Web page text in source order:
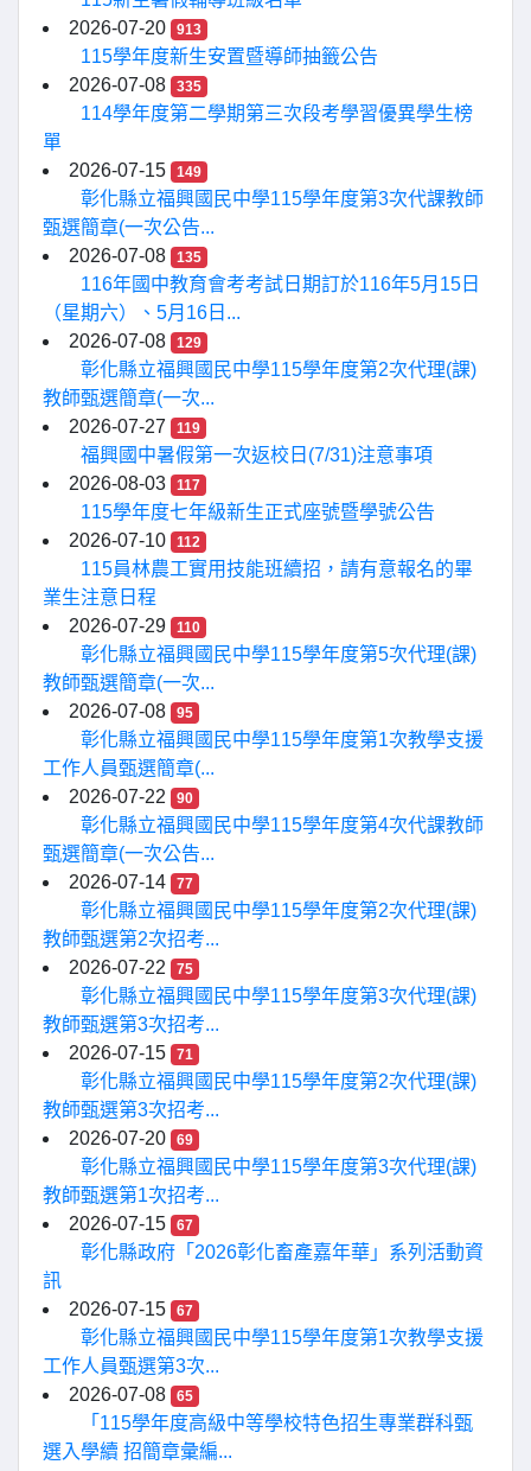
2026-07-20
913
115學年度新生安置暨導師抽籤公告
2026-07-08
335
114學年度第二學期第三次段考學習優異學生榜
單
2026-07-15
149
彰化縣立福興國民中學115學年度第3次代課教師
甄選簡章(一次公告...
2026-07-08
135
116年國中教育會考考試日期訂於116年5月15日
（星期六）、5月16日...
2026-07-08
129
彰化縣立福興國民中學115學年度第2次代理(課)
教師甄選簡章(一次...
2026-07-27
119
福興國中暑假第一次返校日(7/31)注意事項
2026-08-03
117
115學年度七年級新生正式座號暨學號公告
2026-07-10
112
115員林農工實用技能班續招，請有意報名的畢
業生注意日程
2026-07-29
110
彰化縣立福興國民中學115學年度第5次代理(課)
教師甄選簡章(一次...
2026-07-08
95
彰化縣立福興國民中學115學年度第1次教學支援
工作人員甄選簡章(...
2026-07-22
90
彰化縣立福興國民中學115學年度第4次代課教師
甄選簡章(一次公告...
2026-07-14
77
彰化縣立福興國民中學115學年度第2次代理(課)
教師甄選第2次招考...
2026-07-22
75
彰化縣立福興國民中學115學年度第3次代理(課)
教師甄選第3次招考...
2026-07-15
71
彰化縣立福興國民中學115學年度第2次代理(課)
教師甄選第3次招考...
2026-07-20
69
彰化縣立福興國民中學115學年度第3次代理(課)
教師甄選第1次招考...
2026-07-15
67
彰化縣政府「2026彰化畜產嘉年華」系列活動資
訊
2026-07-15
67
彰化縣立福興國民中學115學年度第1次教學支援
工作人員甄選第3次...
2026-07-08
65
「115學年度高級中等學校特色招生專業群科甄
選入學續 招簡章彙編...